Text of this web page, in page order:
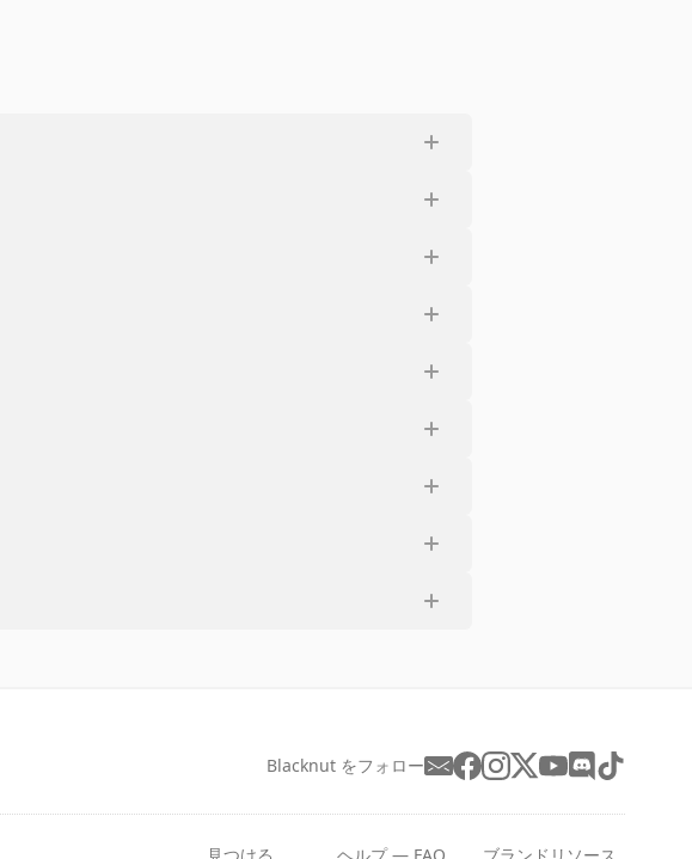
Blacknut をフォロー
見つける ヘルプ — FAQ ブランドリソース